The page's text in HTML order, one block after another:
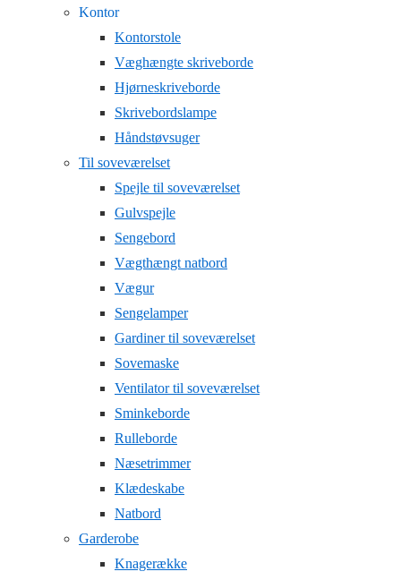
Kontor
Kontorstole
Væghængte skriveborde
Hjørneskriveborde
Skrivebordslampe
Håndstøvsuger
Til soveværelset
Spejle til soveværelset
Gulvspejle
Sengebord
Vægthængt natbord
Vægur
Sengelamper
Gardiner til soveværelset
Sovemaske
Ventilator til soveværelset
Sminkeborde
Rulleborde
Næsetrimmer
Klædeskabe
Natbord
Garderobe
Knagerække